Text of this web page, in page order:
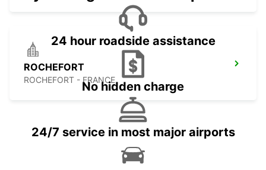
ROCHEFORT
ROCHEFORT - FRANCE
24 hour roadside assistance
No hidden charge
24/7 service in most major airports